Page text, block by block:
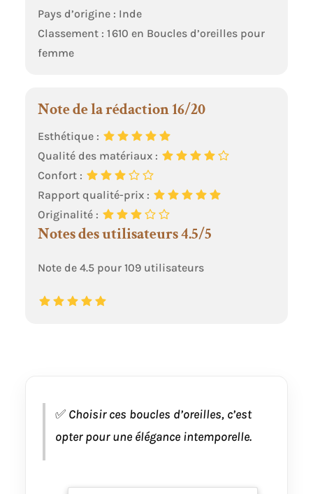
Pays d’origine : Inde
Classement : 1 610 en Boucles d’oreilles pour
femme
Note de la rédaction 16/20
Esthétique :
Qualité des matériaux :
Confort :
Rapport qualité-prix :
Originalité :
Notes des utilisateurs 4.5/5
Note de 4.5 pour 109 utilisateurs
✅Choisir ces boucles d’oreilles, c’est
opter pour une élégance intemporelle.